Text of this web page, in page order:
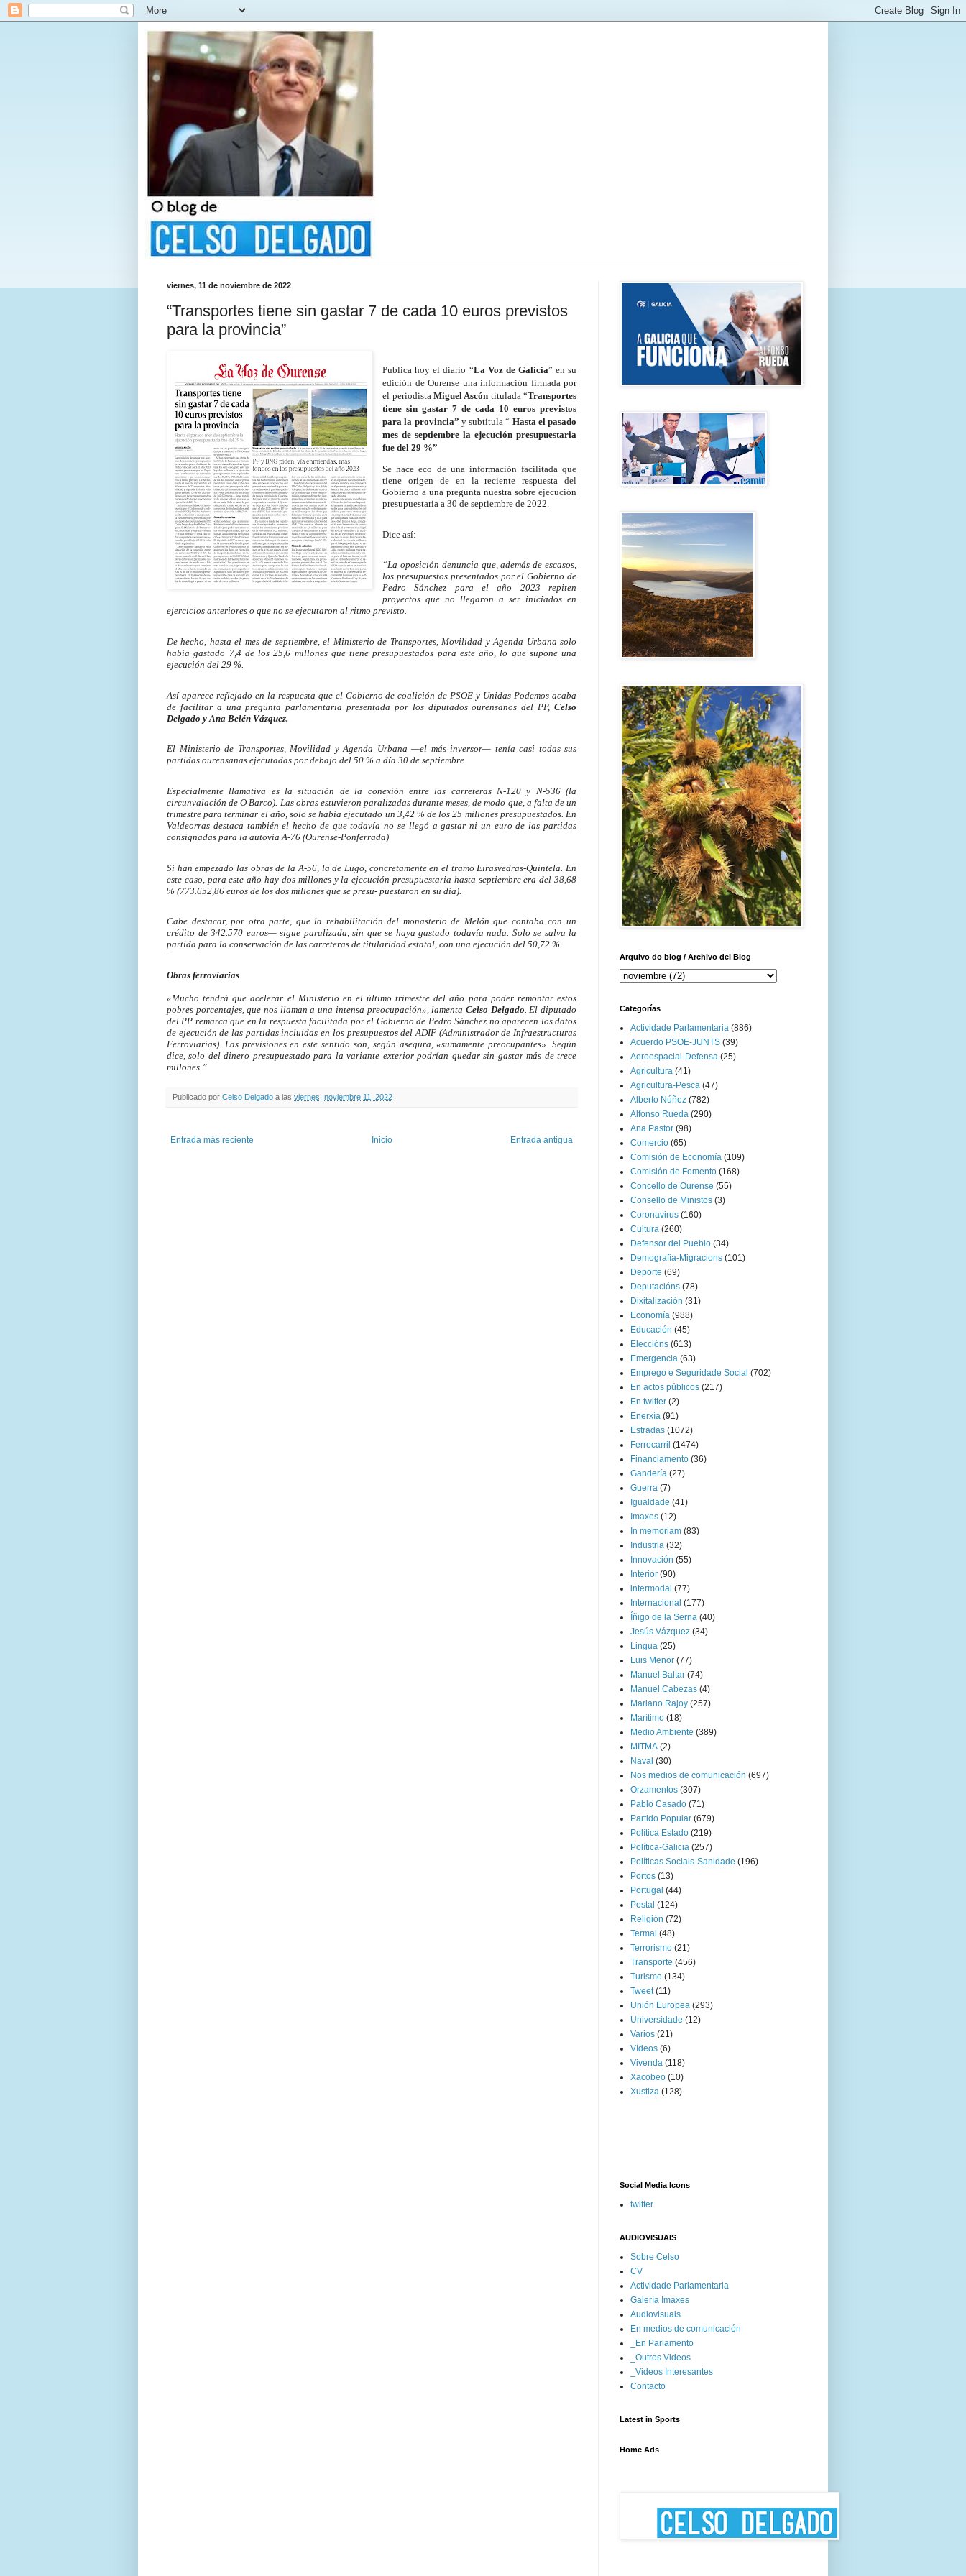
viernes, 11 de noviembre de 2022
“Transportes tiene sin gastar 7 de cada 10 euros previstos
para la provincia”
Publica hoy el diario “La Voz de Galicia” en su
edición de Ourense una información firmada por
el periodista Miguel Ascón titulada “Transportes
tiene sin gastar 7 de cada 10 euros previstos
para la provincia” y subtitula “ Hasta el pasado
mes de septiembre la ejecución presupuestaria
fue del 29 %”
Se hace eco de una información facilitada que
tiene origen de en la reciente respuesta del
Gobierno a una pregunta nuestra sobre ejecución
presupuestaria a 30 de septiembre de 2022.
Dice así:
“La oposición denuncia que, además de escasos,
los presupuestos presentados por el Gobierno de
Pedro Sánchez para el año 2023 repiten
proyectos que no llegaron a ser iniciados en
ejercicios anteriores o que no se ejecutaron al ritmo previsto.
De hecho, hasta el mes de septiembre, el Ministerio de Transportes, Movilidad y Agenda Urbana solo
había gastado 7,4 de los 25,6 millones que tiene presupuestados para este año, lo que supone una
ejecución del 29 %.
Así aparece reflejado en la respuesta que el Gobierno de coalición de PSOE y Unidas Podemos acaba
de facilitar a una pregunta parlamentaria presentada por los diputados ourensanos del PP, Celso
Delgado y Ana Belén Vázquez.
El Ministerio de Transportes, Movilidad y Agenda Urbana —el más inversor— tenía casi todas sus
partidas ourensanas ejecutadas por debajo del 50 % a día 30 de septiembre.
Especialmente llamativa es la situación de la conexión entre las carreteras N-120 y N-536 (la
circunvalación de O Barco). Las obras estuvieron paralizadas durante meses, de modo que, a falta de un
trimestre para terminar el año, solo se había ejecutado un 3,42 % de los 25 millones presupuestados. En
Valdeorras destaca también el hecho de que todavía no se llegó a gastar ni un euro de las partidas
consignadas para la autovía A-76 (Ourense-Ponferrada)
Sí han empezado las obras de la A-56, la de Lugo, concretamente en el tramo Eirasvedras-Quintela. En
este caso, para este año hay dos millones y la ejecución presupuestaria hasta septiembre era del 38,68
% (773.652,86 euros de los dos millones que se presu- puestaron en su día).
Cabe destacar, por otra parte, que la rehabilitación del monasterio de Melón que contaba con un
crédito de 342.570 euros— sigue paralizada, sin que se haya gastado todavía nada. Solo se salva la
partida para la conservación de las carreteras de titularidad estatal, con una ejecución del 50,72 %.
Obras ferroviarias
«Mucho tendrá que acelerar el Ministerio en el último trimestre del año para poder remontar estos
pobres porcentajes, que nos llaman a una intensa preocupación», lamenta Celso Delgado. El diputado
del PP remarca que en la respuesta facilitada por el Gobierno de Pedro Sánchez no aparecen los datos
de ejecución de las partidas incluidas en los presupuestos del ADIF (Administrador de Infraestructuras
Ferroviarias). Las previsiones en este sentido son, según asegura, «sumamente preocupantes». Según
dice, solo del dinero presupuestado para la variante exterior podrían quedar sin gastar más de trece
millones.”
Publicado por Celso Delgado a las viernes, noviembre 11, 2022
Entrada más reciente Entrada antigua
Inicio
Arquivo do blog / Archivo del Blog
Categorías
Actividade Parlamentaria (886)
Acuerdo PSOE-JUNTS (39)
Aeroespacial-Defensa (25)
Agricultura (41)
Agricultura-Pesca (47)
Alberto Núñez (782)
Alfonso Rueda (290)
Ana Pastor (98)
Comercio (65)
Comisión de Economía (109)
Comisión de Fomento (168)
Concello de Ourense (55)
Consello de Ministos (3)
Coronavirus (160)
Cultura (260)
Defensor del Pueblo (34)
Demografía-Migracions (101)
Deporte (69)
Deputacións (78)
Dixitalización (31)
Economía (988)
Educación (45)
Eleccións (613)
Emergencia (63)
Emprego e Seguridade Social (702)
En actos públicos (217)
En twitter (2)
Enerxía (91)
Estradas (1072)
Ferrocarril (1474)
Financiamento (36)
Gandería (27)
Guerra (7)
Igualdade (41)
Imaxes (12)
In memoriam (83)
Industria (32)
Innovación (55)
Interior (90)
intermodal (77)
Internacional (177)
Íñigo de la Serna (40)
Jesús Vázquez (34)
Lingua (25)
Luis Menor (77)
Manuel Baltar (74)
Manuel Cabezas (4)
Mariano Rajoy (257)
Marítimo (18)
Medio Ambiente (389)
MITMA (2)
Naval (30)
Nos medios de comunicación (697)
Orzamentos (307)
Pablo Casado (71)
Partido Popular (679)
Política Estado (219)
Política-Galicia (257)
Políticas Sociais-Sanidade (196)
Portos (13)
Portugal (44)
Postal (124)
Religión (72)
Termal (48)
Terrorismo (21)
Transporte (456)
Turismo (134)
Tweet (11)
Unión Europea (293)
Universidade (12)
Varios (21)
Vídeos (6)
Vivenda (118)
Xacobeo (10)
Xustiza (128)
Social Media Icons
twitter
AUDIOVISUAIS
Sobre Celso
CV
Actividade Parlamentaria
Galería Imaxes
Audiovisuais
En medios de comunicación
_En Parlamento
_Outros Videos
_Videos Interesantes
Contacto
Latest in Sports
Home Ads